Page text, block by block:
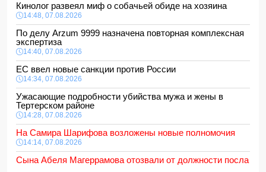
Кинолог развеял миф о собачьей обиде на хозяина
14:48, 07.08.2026
По делу Arzum 9999 назначена повторная комплексная
экспертиза
14:40, 07.08.2026
ЕС ввел новые санкции против России
14:34, 07.08.2026
Ужасающие подробности убийства мужа и жены в
Тертерском районе
14:28, 07.08.2026
На Самира Шарифова возложены новые полномочия
14:14, 07.08.2026
Сына Абеля Магеррамова отозвали от должности посла